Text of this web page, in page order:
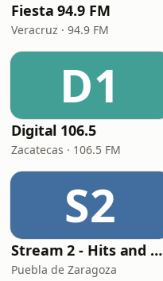
Fiesta 94.9 FM
Veracruz · 94.9 FM
D1
Digital 106.5
Zacatecas · 106.5 FM
S2
Stream 2 - Hits and Mix
Puebla de Zaragoza